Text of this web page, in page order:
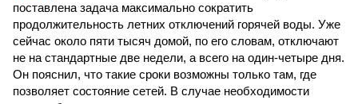
поставлена задача максимально сократить
продолжительность летних отключений горячей воды. Уже
сейчас около пяти тысяч домой, по его словам, отключают
не на стандартные две недели, а всего на один-четыре дня.
Он пояснил, что такие сроки возможны только там, где
позволяет состояние сетей. В случае необходимости